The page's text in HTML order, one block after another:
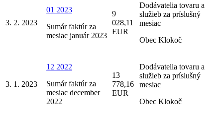
3. 2. 2023
01 2023
Sumár faktúr za
mesiac január 2023
9
028,11
EUR
Dodávatelia tovaru a
služieb za príslušný
mesiac
Obec Klokoč
3. 1. 2023
12 2022
Sumár faktúr za
mesiac december
2022
13
778,16
EUR
Dodávatelia tovaru a
služieb za príslušný
mesiac
Obec Klokoč